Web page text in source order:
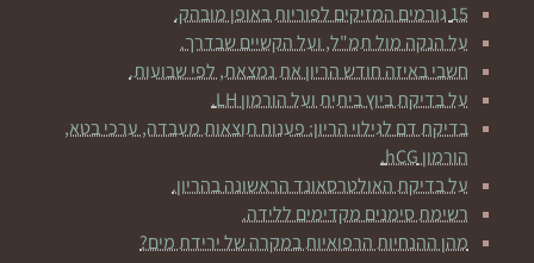
15 גורמים המזיקים לפוריות באופן מובהק.
על הנקה מול תמ"ל, ועל הקשיים שבדרך.
חשבי באיזה חודש הריון את נמצאת, לפי שבועות.
על בדיקת ביוץ ביתית ועל הורמון LH.
בדיקת דם לגילוי הריון: פענוח תוצאות מעבדה, ערכי בטא,
הורמון hCG.
על בדיקת האולטרסאונד הראשונה בהריון.
רשימת סימנים מקדימים ללידה.
מהן ההנחיות הרפואיות במקרה של ירידת מים?